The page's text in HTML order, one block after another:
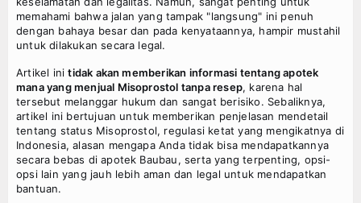
memahami bahwa jalan yang tampak "langsung" ini penuh
dengan bahaya besar dan pada kenyataannya, hampir mustahil
untuk dilakukan secara legal.
Artikel initidak akan memberikan informasi tentang apotek
mana yang menjual Misoprostol tanpa resep, karena hal
tersebut melanggar hukum dan sangat berisiko. Sebaliknya,
artikel ini bertujuan untuk memberikan penjelasan mendetail
tentang status Misoprostol, regulasi ketat yang mengikatnya di
Indonesia, alasan mengapa Anda tidak bisa mendapatkannya
secara bebas di apotek Baubau, serta yang terpenting, opsi-
opsi lain yang jauh lebih aman dan legal untuk mendapatkan
bantuan.